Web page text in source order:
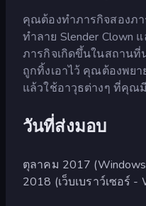
คุณต้องทำภารกิจสองภ
ทำลาย Slender Clown
ภารกิจเกิดขึ้นในสถานที่
ถูกทิ้งเอาไว้ คุณต้องพย
แล้วใช้อาวุธต่างๆ ที่คุณ
วันที่ส่งมอบ
ตุลาคม 2017
2018 (เว็บเบราว์เซอร์ -